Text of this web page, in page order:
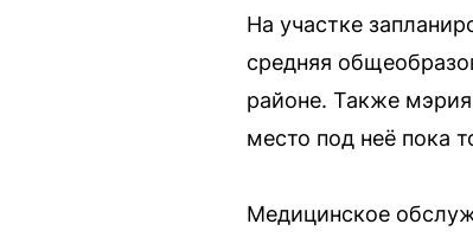
На участке
средняя
районе. Также
место под неё пока
Медицинское